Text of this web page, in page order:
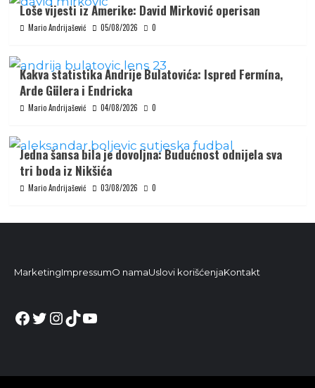
Loše vijesti iz Amerike: David Mirković operisan
Mario Andrijašević 05/08/2026 0
Kakva statistika Andrije Bulatovića: Ispred Fermína,
Arde Gülera i Endricka
Mario Andrijašević 04/08/2026 0
Jedna šansa bila je dovoljna: Budućnost odnijela sva
tri boda iz Nikšića
Mario Andrijašević 03/08/2026 0
MarketingImpressumO namaUslovi korišćenjaKontakt
Facebook
Twitter
Instagram
TikTok
YouTube